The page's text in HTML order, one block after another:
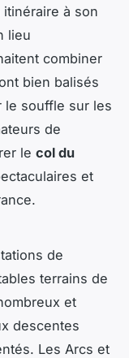
à son
lieu
combiner
bien balisés
le souffle sur les
de
le col du
et
de
terrains de
et
descentes
Les Arcs et